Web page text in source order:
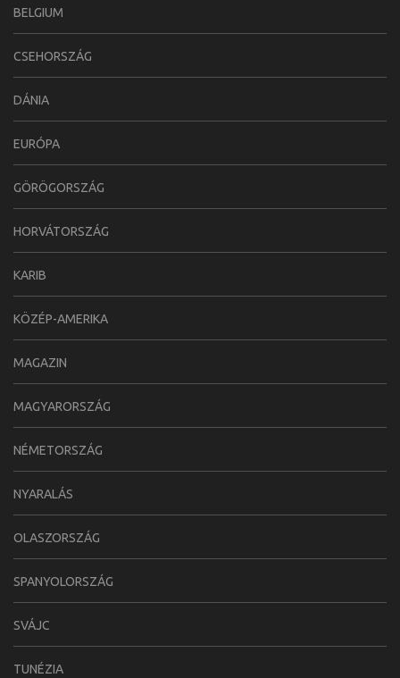
BELGIUM
CSEHORSZÁG
DÁNIA
EURÓPA
GÖRÖGORSZÁG
HORVÁTORSZÁG
KARIB
KÖZÉP-AMERIKA
MAGAZIN
MAGYARORSZÁG
NÉMETORSZÁG
NYARALÁS
OLASZORSZÁG
SPANYOLORSZÁG
SVÁJC
TUNÉZIA